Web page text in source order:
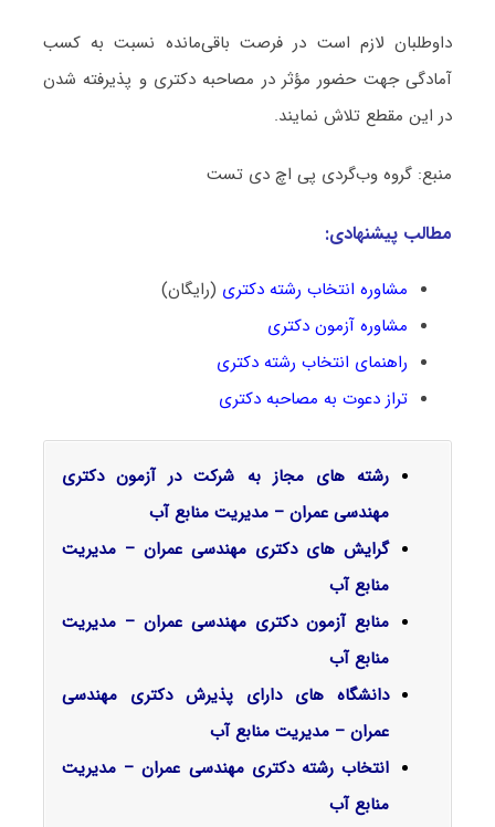
داوطلبان لازم است در فرصت باقی‌مانده نسبت به کسب
آمادگی جهت حضور مؤثر در مصاحبه دکتری و پذیرفته شدن
در این مقطع تلاش نمایند.
منبع: گروه وب‌گردی پی اچ دی تست
مطالب پیشنهادی:
مشاوره انتخاب رشته دکتری (رایگان)
مشاوره آزمون دکتری
راهنمای انتخاب رشته دکتری
تراز دعوت به مصاحبه دکتری
رشته های مجاز به شرکت در آزمون دکتری
مهندسی عمران – مدیریت منابع آب
گرایش‌ های دکتری مهندسی عمران – مدیریت
منابع آب
منابع آزمون دکتری مهندسی عمران – مدیریت
منابع آب
دانشگاه های دارای پذیرش دکتری مهندسی
عمران – مدیریت منابع آب
انتخاب رشته دکتری مهندسی عمران – مدیریت
منابع آب